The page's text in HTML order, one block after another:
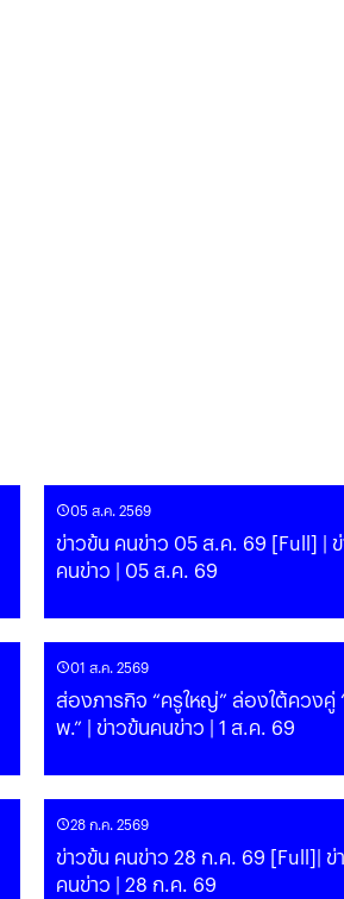
05 ส.ค. 2569
ข่าวข้น คนข่าว 05 ส.ค. 69 [Full] |
คนข่าว | 05 ส.ค. 69
01 ส.ค. 2569
ส่องภารกิจ “ครูใหญ่” ล่องใต้ควงคู่
พ.” | ข่าวข้นคนข่าว | 1 ส.ค. 69
28 ก.ค. 2569
ข่าวข้น คนข่าว 28 ก.ค. 69 [Full]| ข่
คนข่าว | 28 ก.ค. 69